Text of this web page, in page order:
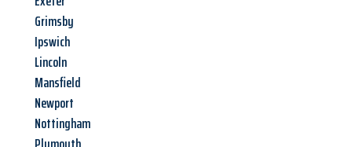
Grimsby
Ipswich
Lincoln
Mansfield
Newport
Nottingham